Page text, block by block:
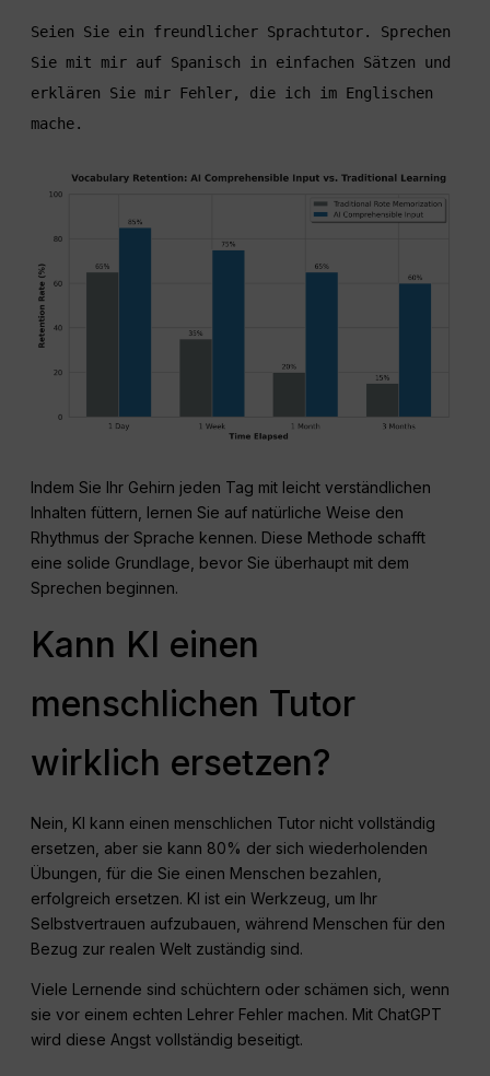
Seien Sie ein freundlicher Sprachtutor. Sprechen
Sie mit mir auf Spanisch in einfachen Sätzen und
erklären Sie mir Fehler, die ich im Englischen
mache.
Indem Sie Ihr Gehirn jeden Tag mit leicht verständlichen
Inhalten füttern, lernen Sie auf natürliche Weise den
Rhythmus der Sprache kennen. Diese Methode schafft
eine solide Grundlage, bevor Sie überhaupt mit dem
Sprechen beginnen.
Kann KI einen
menschlichen Tutor
wirklich ersetzen?
Nein, KI kann einen menschlichen Tutor nicht vollständig
ersetzen, aber sie kann 80% der sich wiederholenden
Übungen, für die Sie einen Menschen bezahlen,
erfolgreich ersetzen. KI ist ein Werkzeug, um Ihr
Selbstvertrauen aufzubauen, während Menschen für den
Bezug zur realen Welt zuständig sind.
Viele Lernende sind schüchtern oder schämen sich, wenn
sie vor einem echten Lehrer Fehler machen. Mit ChatGPT
wird diese Angst vollständig beseitigt.